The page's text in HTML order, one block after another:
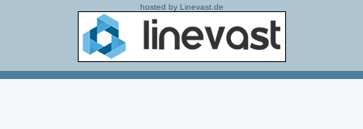
hosted by Linevast.de